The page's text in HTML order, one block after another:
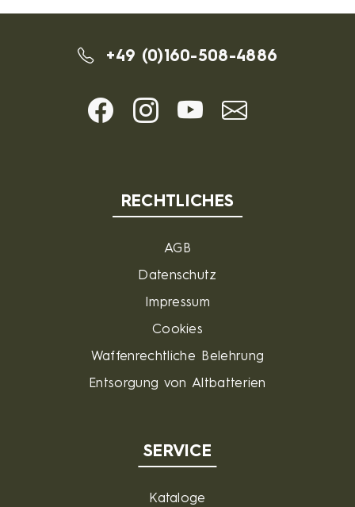
+49 (0)160-508-4886
RECHTLICHES
AGB
Datenschutz
Impressum
Cookies
Waffenrechtliche Belehrung
Entsorgung von Altbatterien
SERVICE
Kataloge